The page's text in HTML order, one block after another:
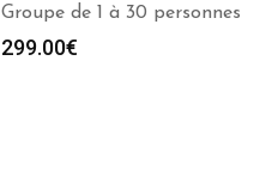
Groupe de 1 à 30 personnes
299.00€